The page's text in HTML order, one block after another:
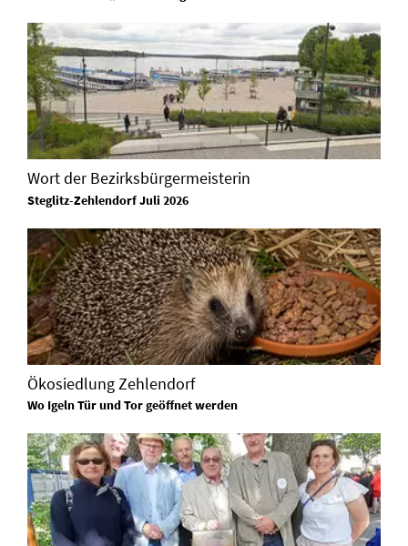
Wort der Bezirksbürgermeisterin
Steglitz-Zehlendorf Juli 2026
Ökosiedlung Zehlendorf
Wo Igeln Tür und Tor geöffnet werden